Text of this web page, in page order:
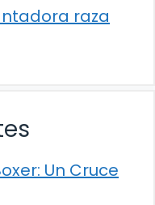
raza
Un Cruce